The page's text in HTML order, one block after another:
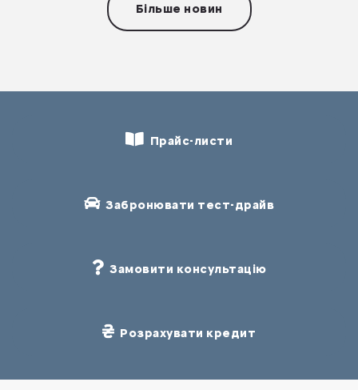
Більше новин
Прайс-листи
Забронювати тест-драйв
Замовити консультацію
Розрахувати кредит